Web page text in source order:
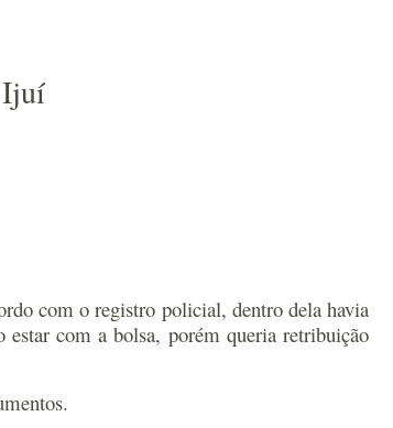
Ijuí
com o registro policial, dentro dela havia
com a bolsa, porém queria retribuição